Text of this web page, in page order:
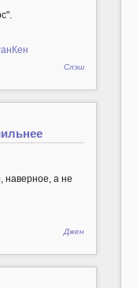
Слэш
а не
Джен